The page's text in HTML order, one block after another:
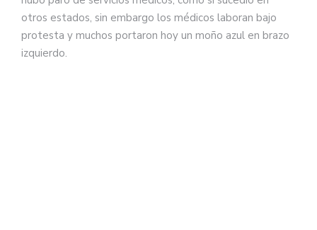
otros estados, sin embargo los médicos laboran bajo
protesta y muchos portaron hoy un moño azul en brazo
izquierdo.